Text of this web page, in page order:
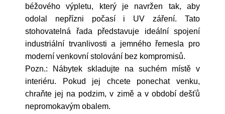
béžového výpletu, který je navržen tak, aby
odolal nepřízni počasí i UV záření. Tato
stohovatelná řada představuje ideální spojení
industriální trvanlivosti a jemného řemesla pro
moderní venkovní stolování bez kompromisů.
Pozn.: Nábytek skladujte na suchém místě v
interiéru. Pokud jej chcete ponechat venku,
chraňte jej na podzim, v zimě a v období dešťů
nepromokavým obalem.